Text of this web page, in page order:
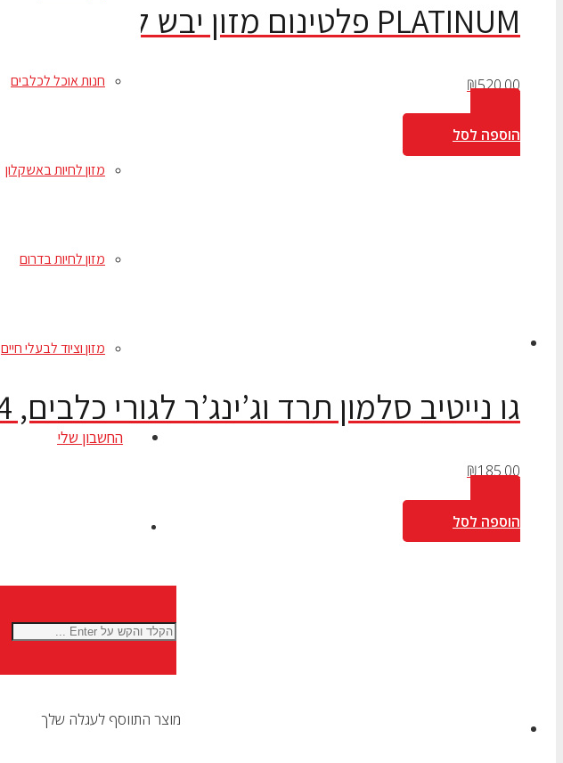
חנות אוכל לכלבים
מזון לחיות באשקלון
מזון לחיות בדרום
מזון וציוד לבעלי חיים
החשבון שלי
מוצר התווסף לעגלה שלך
PLATINUM פלטינום מזון יבש לכלב בוגר, חזיר – 15 ק”ג
₪520.00
הוספה לסל
גו נייטיב סלמון תרד וג’ינג’ר לגורי כלבים, 4 ק”ג
₪185.00
הוספה לסל